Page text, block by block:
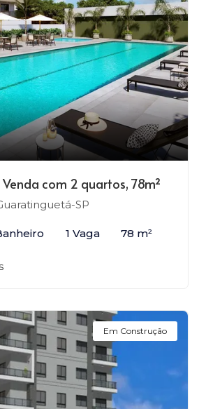
com 2 quartos, 78m²
SP
1 Vaga 78 m²
Em Construção